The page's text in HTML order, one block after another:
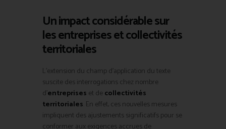
Un impact considérable sur
les entreprises et collectivités
territoriales
L’extension du champ d’application du texte
suscite des interrogations chez nombre
d’entreprises et de collectivités
territoriales . En effet, ces nouvelles mesures
impliquent des ajustements significatifs pour se
conformer aux exigences accrues de